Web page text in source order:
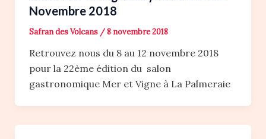
Novembre 2018
Safran des Volcans /8 novembre 2018
Retrouvez nous du 8 au 12 novembre 2018
pour la 22ème édition du salon
gastronomique Mer et Vigne à La Palmeraie